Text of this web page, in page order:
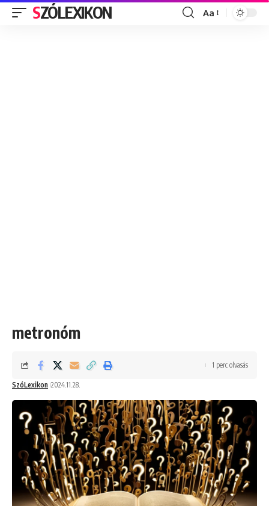
SZÓLEXIKON
Font
Aa
metronóm
SzóLexikon 2024.11.28.
1 perc olvasás